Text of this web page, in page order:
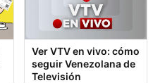
Ver VTV en vivo: cómo
seguir Venezolana de
Televisión